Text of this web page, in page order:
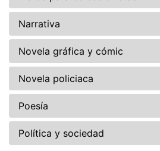
Narrativa
Novela gráfica y cómic
Novela policiaca
Poesía
Política y sociedad